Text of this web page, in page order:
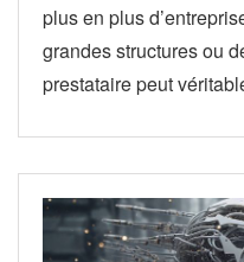
plus en plus
grandes structures ou
prestataire peut